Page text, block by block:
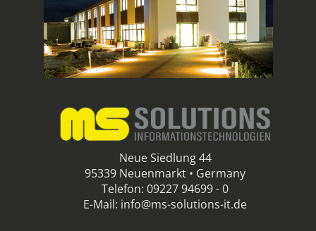
Neue Siedlung 44
95339 Neuenmarkt • Germany
Telefon: 09227 94699 - 0
E-Mail: info@ms-solutions-it.de